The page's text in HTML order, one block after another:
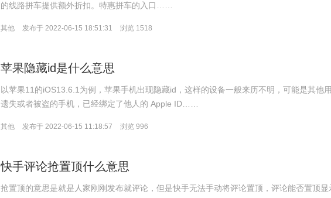
的线路拼车提供额外折扣。特惠拼车的入口……
其他 发布于 2022-06-15 18:51:31 浏览 1518
苹果隐藏id是什么意思
以苹果11的iOS13.6.1为例，苹果手机出现隐藏id，这样的设备一般来历不明，可能是其他
遗失或者被盗的手机，已经绑定了他人的 Apple ID……
其他 发布于 2022-06-15 11:18:57 浏览 996
快手评论抢置顶什么意思
抢置顶的意思是就是人家刚刚发布就评论，但是快手无法手动将评论置顶，评论能否置顶显